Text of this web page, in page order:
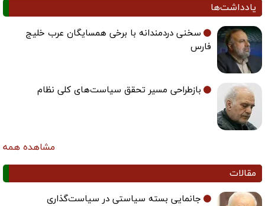
یادداشت‌ها
سخنی دردمندانه با برخی همسایگان عرب خلیج
فارس
بازطراحی مسیر تحقق سیاست‌های کلی نظام
مشاهده همه
مقالات
جانمایی بسته سیاستی در سیاست‌گذاری